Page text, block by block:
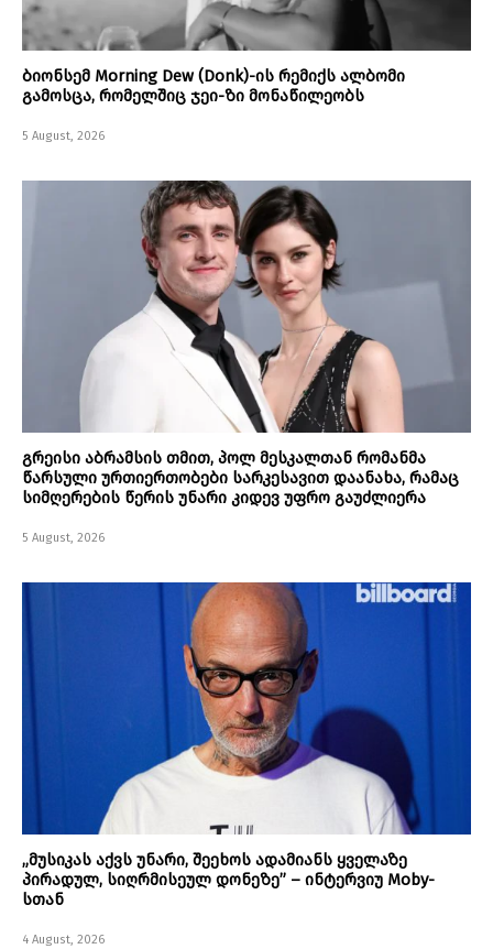
ბიონსემ Morning Dew (Donk)-ის რემიქს ალბომი
გამოსცა, რომელშიც ჯეი-ზი მონაწილეობს
5 August, 2026
გრეისი აბრამსის თმით, პოლ მესკალთან რომანმა
წარსული ურთიერთობები სარკესავით დაანახა, რამაც
სიმღერების წერის უნარი კიდევ უფრო გაუძლიერა
5 August, 2026
„მუსიკას აქვს უნარი, შეეხოს ადამიანს ყველაზე
პირადულ, სიღრმისეულ დონეზე” – ინტერვიუ Moby-
სთან
4 August, 2026